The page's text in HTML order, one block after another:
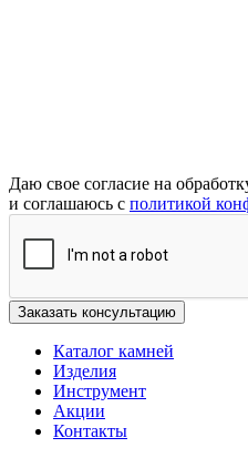
Даю свое согласие на
и соглашаюсь с политикой
Каталог камней
Изделия
Инструмент
Акции
Контакты